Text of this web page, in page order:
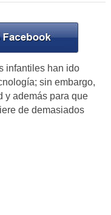
infantiles han ido
sin embargo,
y además para que
de demasiados